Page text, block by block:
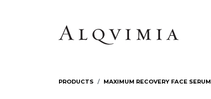
PRODUCTS MAXIMUM RECOVERY FACE SERUM